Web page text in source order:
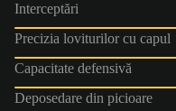
Interceptări
Precizia loviturilor cu capul
Capacitate defensivă
Deposedare din picioare